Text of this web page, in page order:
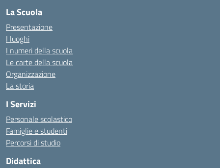
La Scuola
Presentazione
I luoghi
I numeri della scuola
Le carte della scuola
Organizzazione
La storia
I Servizi
Personale scolastico
Famiglie e studenti
Percorsi di studio
Didattica